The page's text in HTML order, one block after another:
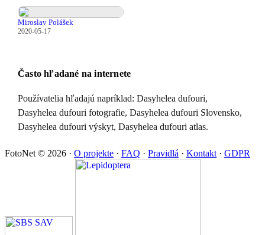
Miroslav Polášek
2020-05-17
Často hľadané na internete
Používatelia hľadajú napríklad: Dasyhelea dufouri,
Dasyhelea dufouri fotografie, Dasyhelea dufouri Slovensko,
Dasyhelea dufouri výskyt, Dasyhelea dufouri atlas.
FotoNet © 2026 · O projekte · FAQ · Pravidlá · Kontakt · GDPR